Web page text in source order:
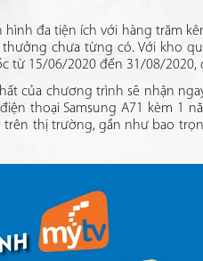
hình đa tiện ích với hàng trăm
chưa từng có. Với kho
từ 15/06/2020 đến 31/08/
của chương trình sẽ nhận
thoại Samsung A71 kèm 1
thị trường, gần như bao